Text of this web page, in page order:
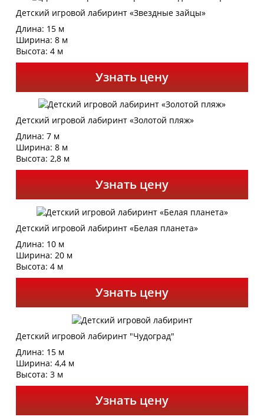
Детский игровой лабиринт «Звездные зайцы»
Длина: 15 м
Ширина: 8 м
Высота: 4 м
Узнать цену
Детский игровой лабиринт «Золотой пляж»
Длина: 7 м
Ширина: 8 м
Высота: 2,8 м
Узнать цену
Детский игровой лабиринт «Белая планета»
Длина: 10 м
Ширина: 20 м
Высота: 4 м
Узнать цену
Детский игровой лабиринт "Чудоград"
Длина: 15 м
Ширина: 4,4 м
Высота: 3 м
Узнать цену